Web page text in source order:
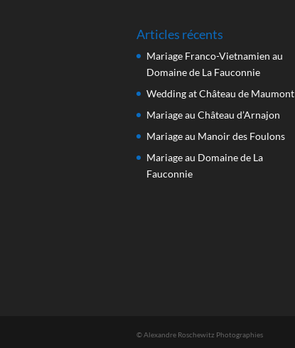
Articles récents
Mariage Franco-Vietnamien au
Domaine de La Fauconnie
Wedding at Château de Maumont
Mariage au Château d’Arnajon
Mariage au Manoir des Foulons
Mariage au Domaine de La
Fauconnie
© Alexandre Roschewitz Photographies